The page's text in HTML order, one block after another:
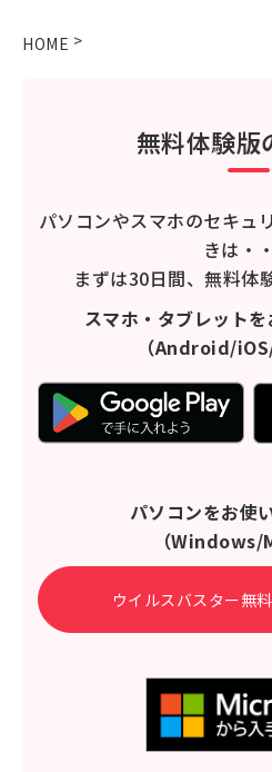
HOME >
無料体験版
パソコンやスマホのセキュ
きは・
まずは30日間、無料体
スマホ・タブレット
（Android/
パソコンをお使
（Windows/
ウイルスバスター無